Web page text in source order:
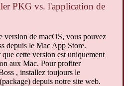
PKG vs. l'application de
version de macOS, vous pouvez
depuis le Mac App Store.
que cette version est uniquement
aux Mac. Pour profiter
, installez toujours le
(package) depuis notre site web.